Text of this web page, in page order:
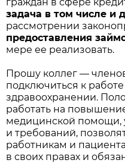
задача в том числе и
рассмотрении
предоставления
мере ее реализовать.
Прошу коллег —
подключиться к
здравоохранении.
работать на
медицинской помощи,
и требований,
работникам и
в своих правах и